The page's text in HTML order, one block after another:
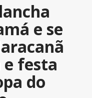
e se
e festa
do